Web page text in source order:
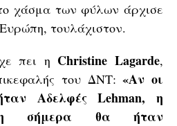
χάσμα των φύλων άρχισε
τουλάχιστον.
πει η Christine Lagarde,
του ΔΝΤ:«Αν οι
Αδελφές Lehman, η
σήμερα θα ήταν